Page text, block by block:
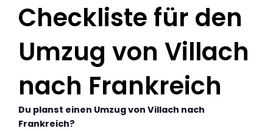
Checkliste für den
Umzug von Villach
nach Frankreich
Du planst einen Umzug von Villach nach
Frankreich?